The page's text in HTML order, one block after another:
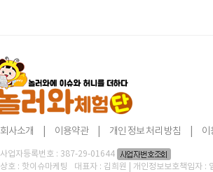
회사소개 이용약관 개인 정보 처리 방침 이
사업자등록번호 : 387-29-01644
상호 : 핫이슈마케팅 대표자 : 김희원 | 개인정보보호책임자